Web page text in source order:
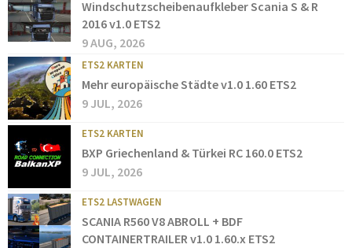
Windschutzscheibenaufkleber Scania S & R
2016 v1.0 ETS2
9 AUG, 2026
ETS2 KARTEN
Mehr europäische Städte v1.0 1.60 ETS2
9 JUL, 2026
ETS2 KARTEN
BXP Griechenland & Türkei RC 160.0 ETS2
9 JUL, 2026
ETS2 LASTWAGEN
SCANIA R560 V8 ABROLL + BDF
CONTAINERTRAILER v1.0 1.60.x ETS2